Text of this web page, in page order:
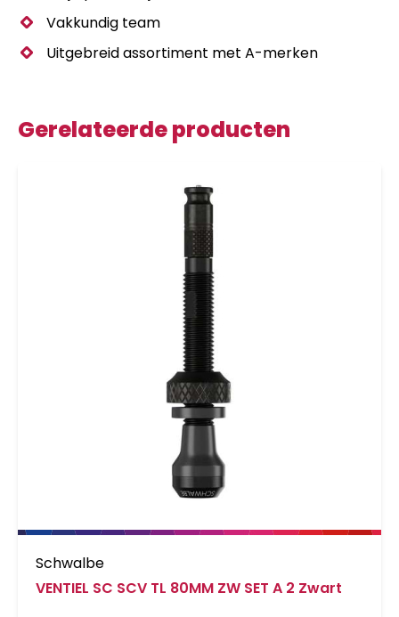
Vakkundig team
Uitgebreid assortiment met A-merken
Gerelateerde producten
Schwalbe
VENTIEL SC SCV TL 80MM ZW SET A 2 Zwart